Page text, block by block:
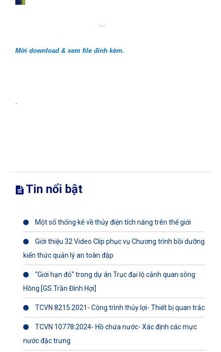
…
Mời download & xem file đính kèm.
Tin nổi bật
Một số thống kê về thủy điện tích năng trên thế giới
Giới thiệu 32 Video Clip phục vụ Chương trình bồi dưỡng
kiến thức quản lý an toàn đập
"Giới hạn đỏ" trong dự án Trục đại lộ cảnh quan sông
Hồng [GS.Trần Đình Hợi]
TCVN 8215:2021- Công trình thủy lợi- Thiết bị quan trắc
TCVN 10778:2024- Hồ chứa nước- Xác định các mực
nước đặc trưng